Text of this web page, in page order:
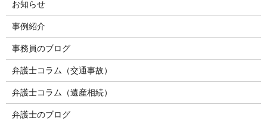
お知らせ
事例紹介
事務員のブログ
弁護士コラム（交通事故）
弁護士コラム（遺産相続）
弁護士のブログ